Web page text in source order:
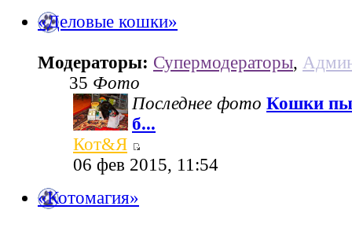
«Деловые кошки»
Модераторы: Супермодераторы,
35 Фото
Последнее фото Кошки
б...
Кот&Я
06 фев 2015, 11:54
«Котомагия»